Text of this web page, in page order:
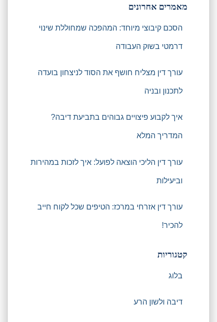
מאמרים אחרונים
הסכם קיבוצי מיוחד: המהפכה שמחוללת שינוי
דרמטי בשוק העבודה
עורך דין מצליח חושף את הסוד לניצחון בועדה
לתכנון ובניה
איך לקבוע פיצויים גבוהים בתביעת דיבה?
המדריך המלא
עורך דין הליכי הוצאה לפועל: איך לזכות במהירות
וביעילות
עורך דין אזרחי במרכז: הטיפים שכל לקוח חייב
להכיר!
קטגוריות
בלוג
דיבה ולשון הרע